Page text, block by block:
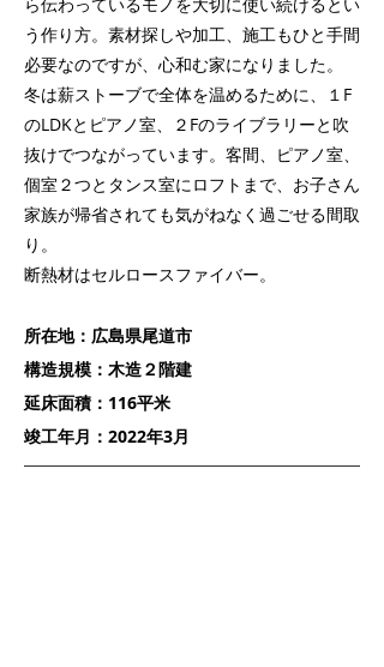
う作り方。素材探しや加工、施工もひと手間
必要なのですが、心和む家になりました。
冬は薪ストーブで全体を温めるために、１F
のLDKとピアノ室、２Fのライブラリーと吹
抜けでつながっています。客間、ピアノ室、
個室２つとタンス室にロフトまで、お子さん
家族が帰省されても気がねなく過ごせる間取
り。
断熱材はセルロースファイバー。
所在地：広島県尾道市
構造規模：木造２階建
延床面積：116平米
竣工年月：2022年3月